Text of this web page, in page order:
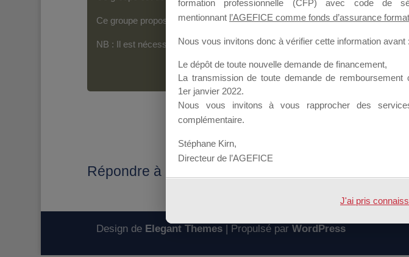
Ce groupe propose un forum dédié au support sur lequel il est possible de
NB : Il est nécessaire d’êtreinscrit(e)pour pouvoir rejoindre ce groupe
Répondre à : Candidature 2017
Design de Elegant Themes| Propulsé par WordPress
formation professionnelle (CFP) avec code de
mentionnant l’AGEFICE comme fonds d’assurance
Nous vous invitons donc à vérifier cette information avant :
Le dépôt de toute nouvelle demande de financement,
La transmission de toute demande de
1er janvier 2022.
Nous vous invitons à vous rapprocher des
complémentaire.
Stéphane Kirn,
Directeur de l’AGEFICE
J'ai pris